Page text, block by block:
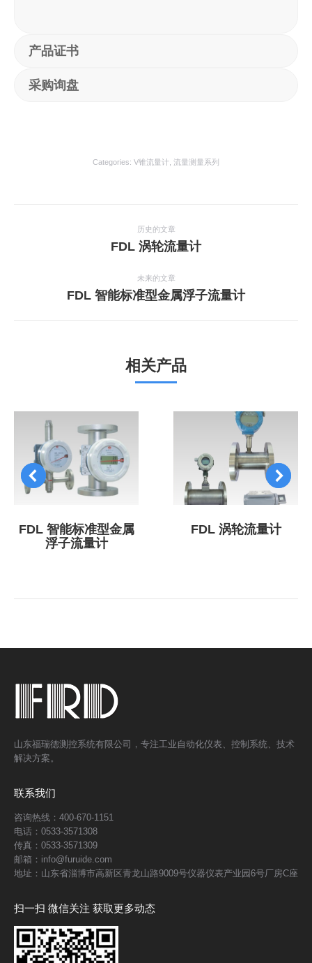
产品证书
采购询盘
Categories: V锥流量计, 流量测量系列
历史的文章
上
目：
FDL 涡轮流量计
未来的文章
下
个
FDL 智能标准型金属浮子流量计
相关产品
FDL 智能标准型金属
浮子流量计
FDL 涡轮流量计
山东福瑞德测控系统有限公司，专注工业自动化仪表、控制系统、技术
解决方案。
联系我们
咨询热线：400-670-1151
电话：0533-3571308
传真：0533-3571309
邮箱：info@furuide.com
地址：山东省淄博市高新区青龙山路9009号仪器仪表产业园6号厂房C座
扫一扫 微信关注 获取更多动态